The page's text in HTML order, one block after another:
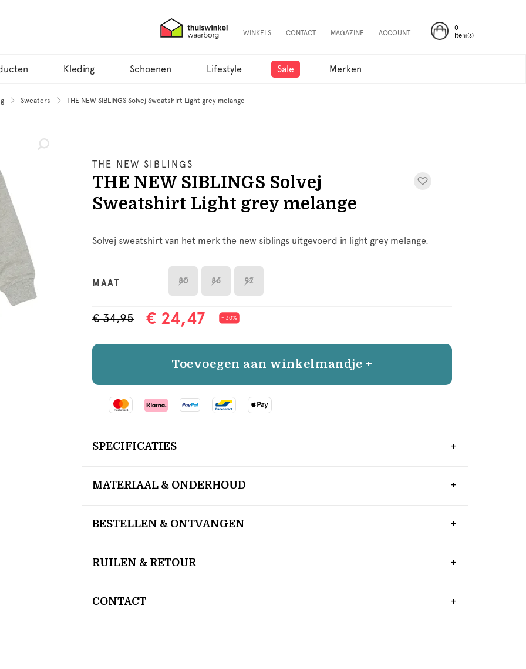
0
Item(s)
WINKELS CONTACT MAGAZINE ACCOUNT
Kleding Schoenen Lifestyle Sale Merken
Sweaters THE NEW SIBLINGS Solvej Sweatshirt Light grey melange
THE NEW SIBLINGS
THE NEW SIBLINGS Solvej
Sweatshirt Light grey melange
Solvej sweatshirt van het merk the new siblings uitgevoerd in light grey melange.
MAAT 80 86 92
€ 34,95 € 24,47 - 30%
Toevoegen aan winkelmandje +
SPECIFICATIES
MATERIAAL & ONDERHOUD
BESTELLEN & ONTVANGEN
RUILEN & RETOUR
CONTACT